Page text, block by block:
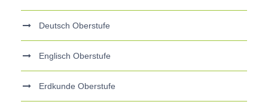
Deutsch Oberstufe
Englisch Oberstufe
Erdkunde Oberstufe